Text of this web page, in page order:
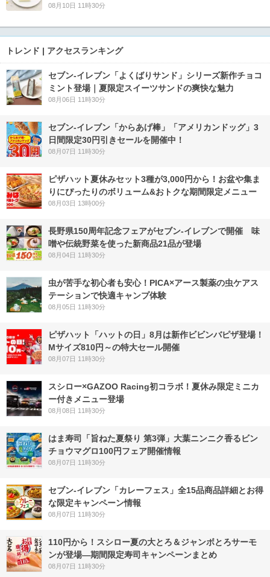
08月10日 11時30分
トレンド | アクセスランキング
セブン‐イレブン「よくばりサンド」シリーズ新作チョコ
ミント登場｜夏限定スイーツサンドの爽快な魅力
08月06日 11時30分
セブン‐イレブン「からあげ棒」「アメリカンドッグ」3
日間限定30円引きセールを開催中！
08月07日 11時30分
ピザハット夏休みセット3種が3,000円から！お盆や集ま
りにぴったりのボリューム&おトクな期間限定メニュー
08月03日 13時00分
長野県150周年記念フェアがセブン-イレブンで開催 味
噌や伝統野菜を使った新商品21品が登場
08月04日 11時30分
虫が苦手な初心者も安心！PICA×アース製薬の虫ケアス
テーションで快適キャンプ体験
08月05日 11時30分
ピザハット「ハットの日」8月は新作ビビンバピザ登場！
Mサイズ810円～の特大セール開催
08月07日 11時30分
スシロー×GAZOO Racing初コラボ！夏休み限定ミニカ
ー付きメニュー登場
08月08日 11時30分
はま寿司「旨ねた夏祭り 第3弾」大葉ニンニク香るビン
チョウマグロ100円フェア開催情報
08月07日 11時30分
セブン‐イレブン「カレーフェス」全15品商品詳細とお得
な限定キャンペーン情報
08月07日 11時30分
110円から！スシロー夏の大とろ＆ジャンボとろサーモ
ンが登場―期間限定寿司キャンペーンまとめ
08月07日 11時30分